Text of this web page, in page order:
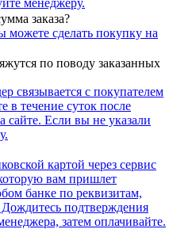
заказа?
сделать покупку на
по поводу заказанных
связывается с покупателем
в течение суток после
сайте. Если вы не указали
картой через сервис
вам пришлет
банке по реквизитам,
подтверждения
затем оплачивайте.